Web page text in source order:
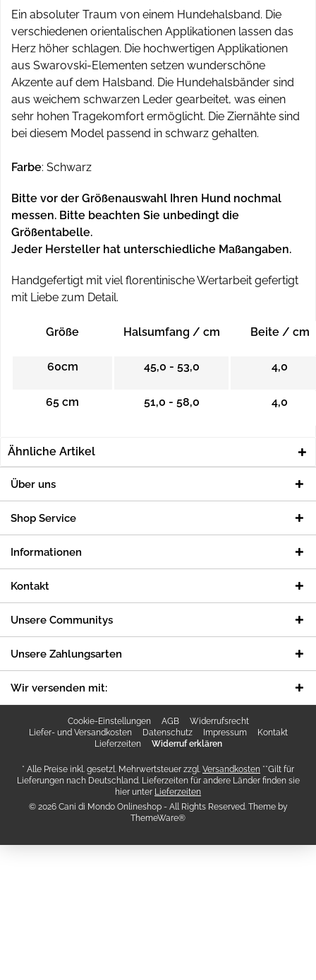
Ein absoluter Traum von einem Hundehalsband. Die
verschiedenen orientalischen Applikationen lassen das
Herz höher schlagen. Die hochwertigen Applikationen
aus Swarovski-Elementen setzen wunderschöne
Akzente auf dem Halsband. Die Hundehalsbänder sind
aus weichem schwarzen Leder gearbeitet, was einen
sehr hohen Tragekomfort ermöglicht. Die Ziernähte sind
bei diesem Model passend in schwarz gehalten.
Farbe: Schwarz
Bitte vor der Größenauswahl Ihren Hund nochmal
messen. Bitte beachten Sie unbedingt die
Größentabelle.
Jeder Hersteller hat unterschiedliche Maßangaben.
Handgefertigt mit viel florentinische Wertarbeit gefertigt
mit Liebe zum Detail.
Größe Halsumfang / cm Beite / cm
60cm 45,0 - 53,0 4,0
65 cm 51,0 - 58,0 4,0
Ähnliche Artikel
Über uns
Shop Service
Informationen
Kontakt
Unsere Communitys
Unsere Zahlungsarten
Wir versenden mit:
Cookie-Einstellungen AGB
Widerrufsrecht
Liefer- und Versandkosten
Datenschutz Impressum
Kontakt
Lieferzeiten
Widerruf erklären
* Alle Preise inkl. gesetzl. Mehrwertsteuer zzgl. Versandkosten **Gilt für
Lieferungen nach Deutschland. Lieferzeiten für andere Länder finden sie
hier unter Lieferzeiten
© 2026 Cani di Mondo Onlineshop - All Rights Reserved. Theme by
ThemeWare®